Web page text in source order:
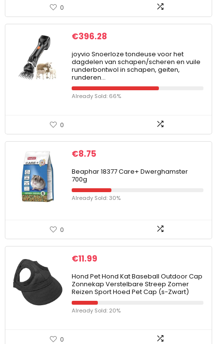
0
€396.28
joyvio Snoerloze tondeuse voor het
dagdelen van schapen/scheren en vuile
runderbontwol in schapen, geiten,
runderen…
Already Sold: 66%
0
€8.75
Beaphar 18377 Care+ Dwerghamster
700g
Already Sold: 30%
0
€11.99
Hond Pet Hond Kat Baseball Outdoor Cap
Zonnekap Verstelbare Streep Zomer
Reizen Sport Hoed Pet Cap (s-Zwart)
Already Sold: 20%
0